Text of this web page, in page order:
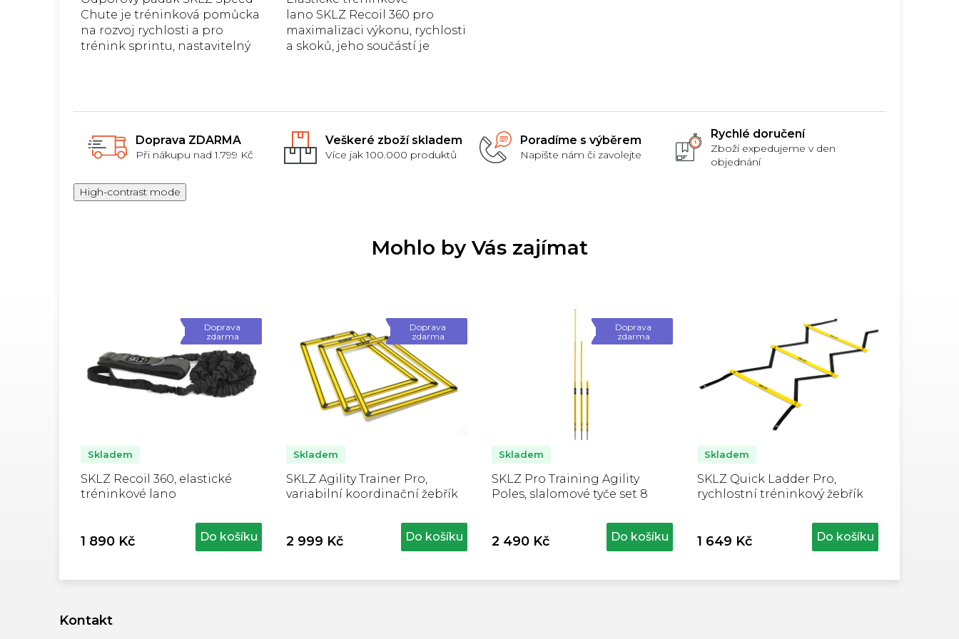
Doprava ZDARMA
Při nákupu nad 1.799 Kč
Veškeré zboží skladem
Více jak 100.000 produktů
Poradíme s výběrem
Napište nám či zavolejte
Rychlé doručení
Zboží expedujeme v den
objednání
hvězdiček.
Chute je tréninková pomůcka
na rozvoj rychlosti a pro
trénink sprintu, nastavitelný
5
hvězdiček.
lano SKLZ Recoil 360 pro
maximalizaci výkonu, rychlosti
a skoků, jeho součástí je
High-contrast mode
Mohlo by Vás zajímat
Doprava
zdarma
SKLZ Recoil 360, elastické
tréninkové lano
Skladem
1 890 Kč Do košíku
Doprava
zdarma
SKLZ Agility Trainer Pro,
variabilní koordinační žebřík
Skladem
2 999 Kč Do košíku
Doprava
zdarma
SKLZ Pro Training Agility
Poles, slalomové tyče set 8
Skladem
2 490 Kč Do košíku
SKLZ Quick Ladder Pro,
rychlostní tréninkový žebřík
Skladem
1 649 Kč Do košíku
Kontakt